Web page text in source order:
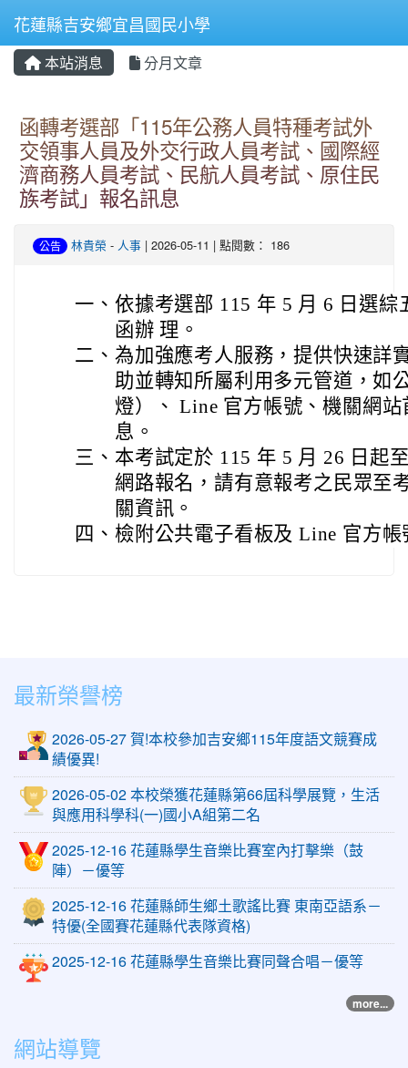
花蓮縣吉安鄉宜昌國民小學
本站消息 分月文章
函轉考選部「115年公務人員特種考試外
交領事人員及外交行政人員考試、國際經
濟商務人員考試、民航人員考試、原住民
族考試」報名訊息
公告 林貴榮 - 人事 | 2026-05-11 | 點閱數： 186
一、 依據考選部 115 年 5 月 6 日選綜
函辦 理。
二、 為加強應考人服務，提供快速詳
助並轉知所屬利用多元管道，如
燈）、 Line 官方帳號、機關網
息。
三、 本考試定於 115 年 5 月 26 日起
網路報名，請有意報考之民眾至
關資訊。
四、 檢附公共電子看板及 Line 官方
最新榮譽榜
2026-05-27 賀!本校參加吉安鄉115年度語文競賽成
績優異!
2026-05-02 本校榮獲花蓮縣第66屆科學展覽，生活
與應用科學科(一)國小A組第二名
2025-12-16 花蓮縣學生音樂比賽室內打擊樂（鼓
陣）－優等
2025-12-16 花蓮縣師生鄉土歌謠比賽 東南亞語系－
特優(全國賽花蓮縣代表隊資格)
2025-12-16 花蓮縣學生音樂比賽同聲合唱－優等
more...
網站導覽